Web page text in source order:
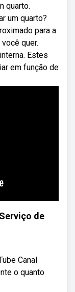
quarto.
um quarto?
para a
quer.
Estes
em função de
de
Canal
o quanto